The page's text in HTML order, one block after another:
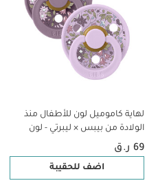
لهاية كاموميل لون للأطفال منذ
الولادة من بيبس × ليبرتي - لون
بنفسجي فاتح متنوع
69 ر.ق
اضف للحقيبة